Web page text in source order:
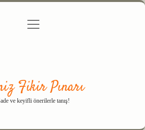
Gizlilik Politikası
menüyü
Fikir Pınarı
ve keyifli önerilerle tanış!